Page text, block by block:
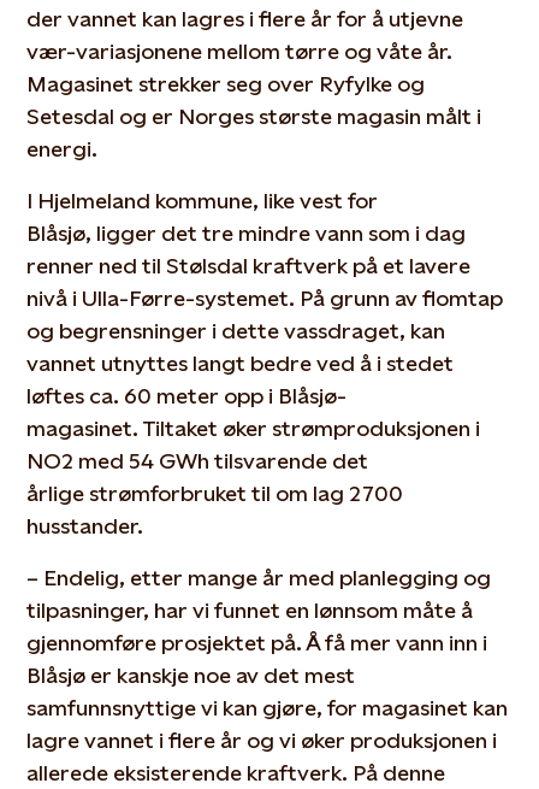
der vannet kan lagres i flere år for å utjevne
vær-variasjonene mellom tørre og våte år.
Magasinet strekker seg over Ryfylke og
Setesdal og er Norges største magasin målt i
energi.
I Hjelmeland kommune, like vest for
Blåsjø, ligger det tre mindre vann som i dag
renner ned til Stølsdal kraftverk på et lavere
nivå i Ulla-Førre-systemet. På grunn av flomtap
og begrensninger i dette vassdraget, kan
vannet utnyttes langt bedre ved å i stedet
løftes ca. 60 meter opp i Blåsjø-
magasinet. Tiltaket øker strømproduksjonen i
NO2 med 54 GWh tilsvarende det
årlige strømforbruket til om lag 2 700
husstander.
– Endelig, etter mange år med planlegging og
tilpasninger, har vi funnet en lønnsom måte å
gjennomføre prosjektet på. Å få mer vann inn i
Blåsjø er kanskje noe av det mest
samfunnsnyttige vi kan gjøre, for magasinet kan
lagre vannet i flere år og vi øker produksjonen i
allerede eksisterende kraftverk. På denne